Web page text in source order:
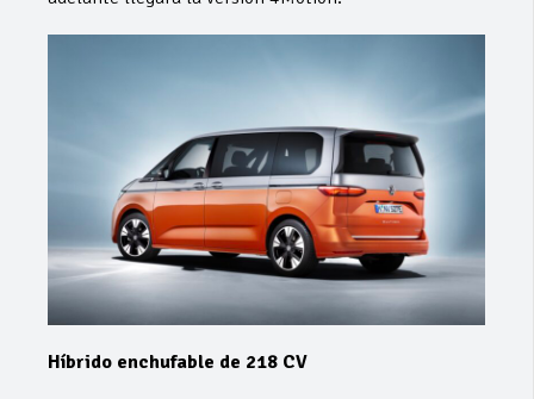
Híbrido enchufable de 218 CV